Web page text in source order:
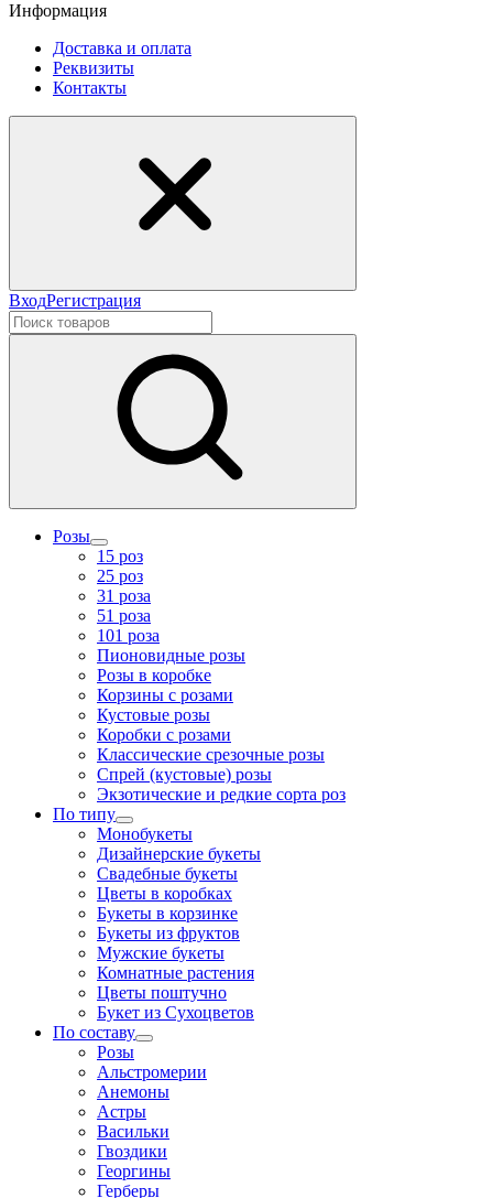
Информация
Доставка и оплата
Реквизиты
Контакты
ВходРегистрация
Розы
15 роз
25 роз
31 роза
51 роза
101 роза
Пионовидные розы
Розы в коробке
Корзины с розами
Кустовые розы
Коробки с розами
Классические срезочные розы
Спрей (кустовые) розы
Экзотические и редкие сорта роз
По типу
Монобукеты
Дизайнерские букеты
Свадебные букеты
Цветы в коробках
Букеты в корзинке
Букеты из фруктов
Мужские букеты
Комнатные растения
Цветы поштучно
Букет из Сухоцветов
По составу
Розы
Альстромерии
Анемоны
Астры
Васильки
Гвоздики
Георгины
Герберы